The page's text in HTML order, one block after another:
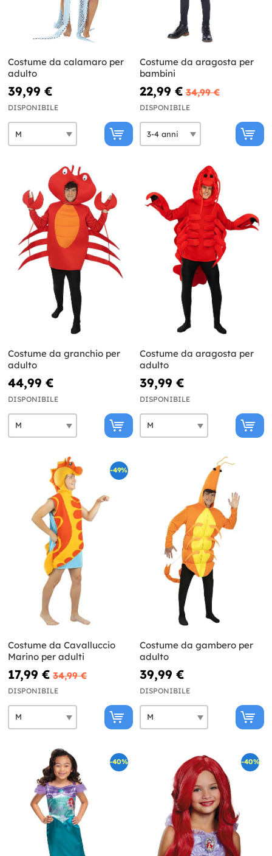
Costume da calamaro per
adulto
39,99 €
DISPONIBILE
Costume da aragosta per
bambini
22,99 € 34,99 €
DISPONIBILE
Costume da granchio per
adulto
44,99 €
DISPONIBILE
Costume da aragosta per
adulto
39,99 €
DISPONIBILE
-49%
Costume da Cavalluccio
Marino per adulti
17,99 € 34,99 €
DISPONIBILE
Costume da gambero per
adulto
39,99 €
DISPONIBILE
-40% -40%